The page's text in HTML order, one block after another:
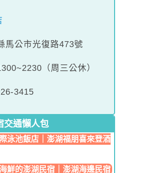
馬公市光復路473號
（周三公休）
3415
交通懶人包
泳池飯店｜澎湖福朋喜來登酒
鮮的澎湖民宿｜澎湖海邊民宿